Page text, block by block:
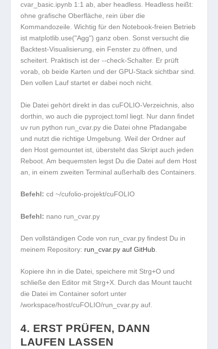
cvar_basic.ipynb 1:1 ab, aber headless. Headless heißt:
ohne grafische Oberfläche, rein über die
Kommandozeile. Wichtig für den Notebook-freien Betrieb
ist matplotlib.use("Agg") ganz oben. Sonst versucht die
Backtest-Visualisierung, ein Fenster zu öffnen, und
scheitert. Praktisch ist der--check-Schalter. Er prüft
vorab, ob beide Karten und der GPU-Stack sichtbar sind.
Den vollen Lauf startet er dabei noch nicht.
Die Datei gehört direkt in dascuFOLIO-Verzeichnis, also
dorthin, wo auch die pyproject.toml liegt. Nur dann findet
uv run python run_cvar.py die Datei ohne Pfadangabe
und nutzt die richtige Umgebung. Weil der Ordner auf
den Host gemountet ist, übersteht das Skript auch jeden
Reboot. Am bequemsten legst Du die Datei auf dem Host
an, in einem zweiten Terminal außerhalb des Containers.
Befehl: cd ~/cufolio-projekt/cuFOLIO
Befehl: nano run_cvar.py
Den vollständigen Code von run_cvar.py findest Du in
meinem Repository: run_cvar.py auf GitHub
Kopiere ihn in die Datei, speichere mit Strg+O und
schließe den Editor mit Strg+X. Durch das Mount taucht
die Datei im Container sofort unter
/workspace/host/cuFOLIO/run_cvar.py auf.
4. ERST PRÜFEN, DANN
LAUFEN LASSEN